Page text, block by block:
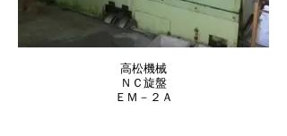
高松機械
ＮＣ旋盤
ＥＭ－２Ａ